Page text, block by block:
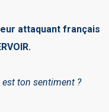
attaquant français
ton sentiment ?